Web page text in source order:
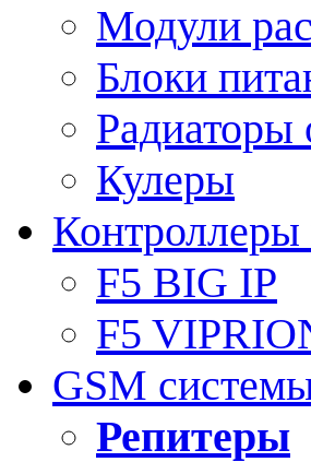
Модули
Блоки
Радиаторы
Кулеры
F5 BIG IP
F5
GSM
Репитеры